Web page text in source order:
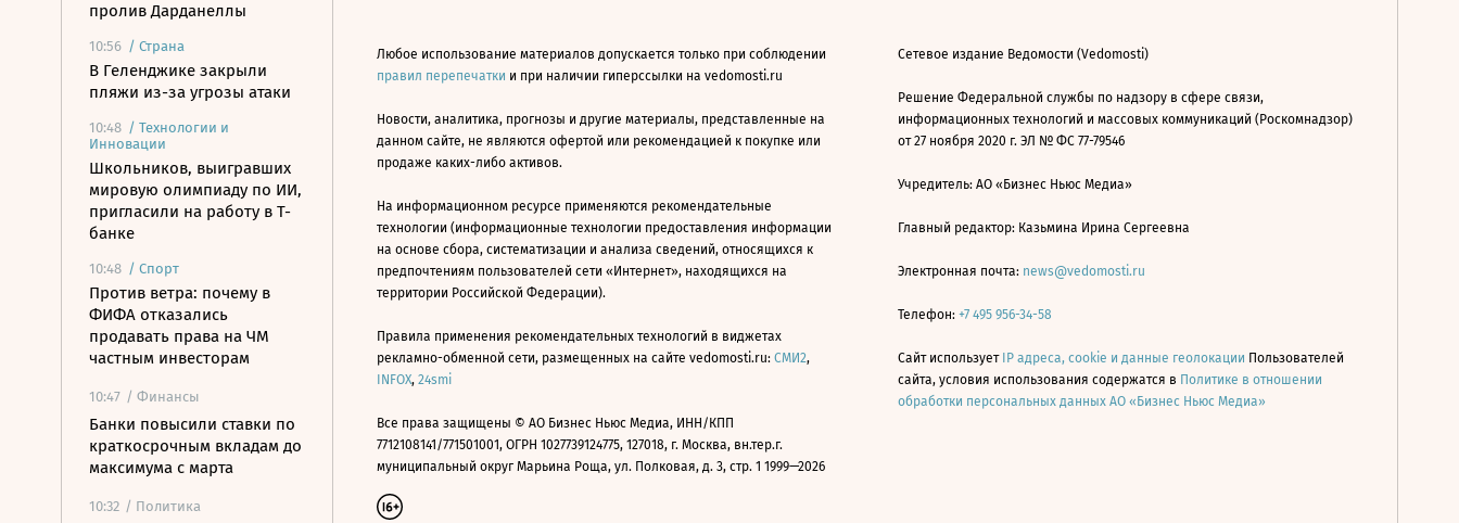
пролив Дарданеллы
10:56 / Страна
В Геленджике закрыли
пляжи из-за угрозы атаки
10:48 / Технологии и
Инновации
Школьников, выигравших
мировую олимпиаду по ИИ,
пригласили на работу в Т-
банке
10:48 / Спорт
Против ветра: почему в
ФИФА отказались
продавать права на ЧМ
частным инвесторам
10:47 / Финансы
Банки повысили ставки по
краткосрочным вкладам до
максимума с марта
10:32 / Политика
Любое использование материалов допускается только при соблюдении
правил перепечатки и при наличии гиперссылки на vedomosti.ru
Новости, аналитика, прогнозы и другие материалы, представленные на
данном сайте, не являются офертой или рекомендацией к покупке или
продаже каких-либо активов.
На информационном ресурсе применяются рекомендательные
технологии (информационные технологии предоставления информации
на основе сбора, систематизации и анализа сведений, относящихся к
предпочтениям пользователей сети «Интернет», находящихся на
территории Российской Федерации).
Правила применения рекомендательных технологий в виджетах
рекламно-обменной сети, размещенных на сайте vedomosti.ru: СМИ2,
INFOX, 24smi
Все права защищены © АО Бизнес Ньюс Медиа, ИНН/КПП
7712108141/771501001, ОГРН 1027739124775, 127018, г. Москва, вн.тер.г.
муниципальный округ Марьина Роща, ул. Полковая, д. 3, стр. 1 1999—2026
Сетевое издание Ведомости (Vedomosti)
Решение Федеральной службы по надзору в сфере связи,
информационных технологий и массовых коммуникаций (Роскомнадзор)
от 27 ноября 2020 г. ЭЛ № ФС 77-79546
Учредитель: АО «Бизнес Ньюс Медиа»
Главный редактор: Казьмина Ирина Сергеевна
Электронная почта: news@vedomosti.ru
Телефон: +7 495 956-34-58
Сайт использует IP адреса, cookie и данные геолокации Пользователей
сайта, условия использования содержатся в Политике в отношении
обработки персональных данных АО «Бизнес Ньюс Медиа»